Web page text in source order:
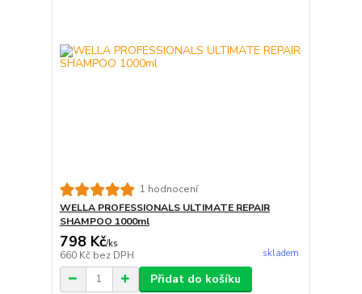
1 hodnocení
WELLA PROFESSIONALS ULTIMATE REPAIR
SHAMPOO 1000ml
798 Kč/ks
660 Kč bez DPH skladem
Přidat do košíku